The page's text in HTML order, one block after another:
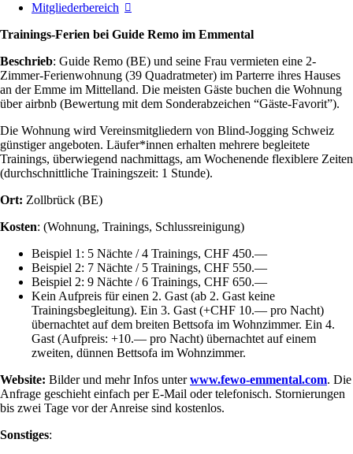
Mitgliederbereich
Trainings-Ferien bei Guide Remo im Emmental
Beschrieb: Guide Remo (BE) und seine Frau vermieten eine 2-
Zimmer-Ferienwohnung (39 Quadratmeter) im Parterre ihres Hauses
an der Emme im Mittelland. Die meisten Gäste buchen die Wohnung
über airbnb (Bewertung mit dem Sonderabzeichen “Gäste-Favorit”).
Die Wohnung wird Vereinsmitgliedern von Blind-Jogging Schweiz
günstiger angeboten. Läufer*innen erhalten mehrere begleitete
Trainings, überwiegend nachmittags, am Wochenende flexiblere Zeiten
(durchschnittliche Trainingszeit: 1 Stunde).
Ort: Zollbrück (BE)
Kosten: (Wohnung, Trainings, Schlussreinigung)
Beispiel 1: 5 Nächte / 4 Trainings, CHF 450.—
Beispiel 2: 7 Nächte / 5 Trainings, CHF 550.—
Beispiel 2: 9 Nächte / 6 Trainings, CHF 650.—
Kein Aufpreis für einen 2. Gast (ab 2. Gast keine
Trainingsbegleitung). Ein 3. Gast (+CHF 10.— pro Nacht)
übernachtet auf dem breiten Bettsofa im Wohnzimmer. Ein 4.
Gast (Aufpreis: +10.— pro Nacht) übernachtet auf einem
zweiten, dünnen Bettsofa im Wohnzimmer.
Website: Bilder und mehr Infos unterwww.fewo-emmental.com. Die
Anfrage geschieht einfach per E-Mail oder telefonisch. Stornierungen
bis zwei Tage vor der Anreise sind kostenlos.
Sonstiges: